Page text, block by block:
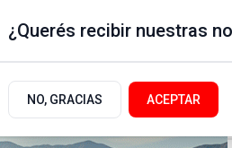
¿Querés recibir nuestras
NO, GRACIAS ACEPTAR